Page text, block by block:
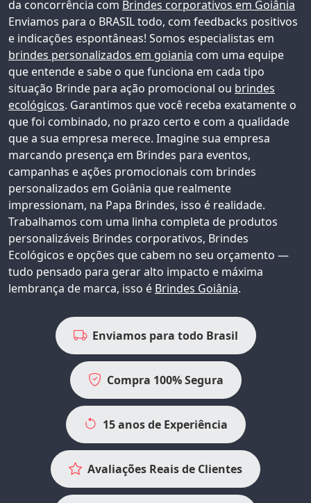
da concorrência com Brindes corporativos em Goiânia
Enviamos para o BRASIL todo, com feedbacks positivos
e indicações espontâneas! Somos especialistas em
brindes personalizados em goiania com uma equipe
que entende e sabe o que funciona em cada tipo
situação Brinde para ação promocional ou brindes
ecológicos. Garantimos que você receba exatamente o
que foi combinado, no prazo certo e com a qualidade
que a sua empresa merece. Imagine sua empresa
marcando presença em Brindes para eventos,
campanhas e ações promocionais com brindes
personalizados em Goiânia que realmente
impressionam, na Papa Brindes, isso é realidade.
Trabalhamos com uma linha completa de produtos
personalizáveis Brindes corporativos, Brindes
Ecológicos e opções que cabem no seu orçamento —
tudo pensado para gerar alto impacto e máxima
lembrança de marca, isso é Brindes Goiânia.
Enviamos para todo Brasil
Compra 100% Segura
15 anos de Experiência
Avaliações Reais de Clientes